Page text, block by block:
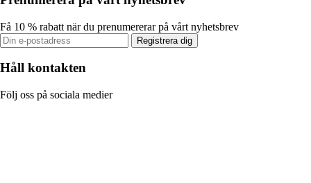
Få 10 % rabatt när du prenumererar på vårt nyhetsbrev
Registrera dig
Håll kontakten
Följ oss på sociala medier